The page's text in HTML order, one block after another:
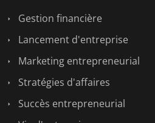
Gestion financière
Lancement d'entreprise
Marketing entrepreneurial
Stratégies d'affaires
Succès entrepreneurial